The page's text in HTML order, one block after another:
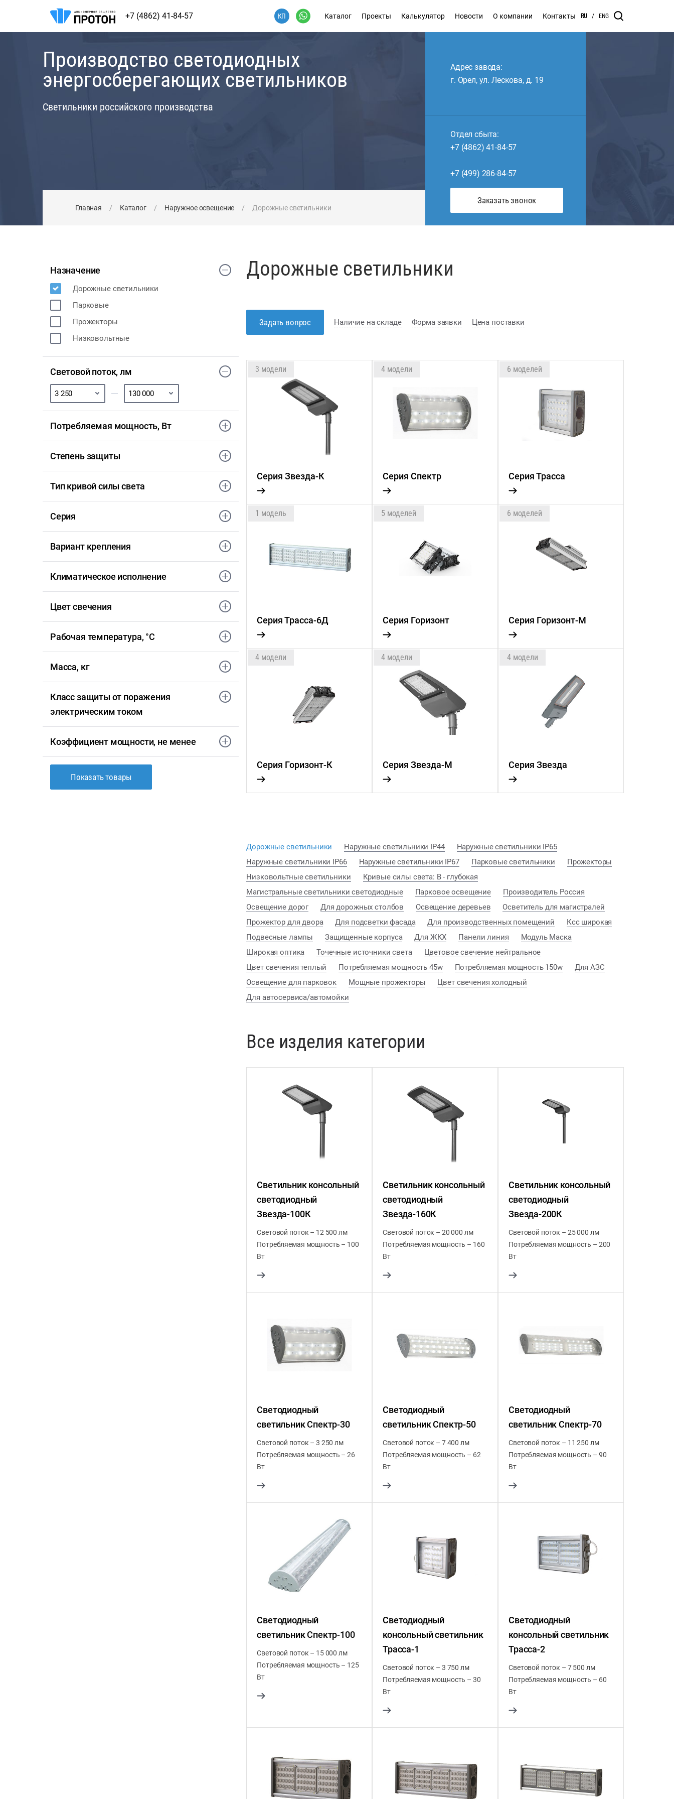
+7 (4862) 41-84-57 RU / ENG
Каталог Проекты Калькулятор Новости О компании Контакты
Производство светодиодных
энергосберегающих светильников
Светильники российского производства
Главная / Каталог / Наружное освещение / Дорожные светильники
Адрес завода:
г. Орел, ул. Лескова, д. 19
Отдел сбыта:
+7 (4862) 41-84-57
+7 (499) 286-84-57
Заказать звонок
Назначение
Дорожные светильники
Парковые
Прожекторы
Низковольтные
Световой поток, лм
Потребляемая мощность, Вт
Степень защиты
Тип кривой силы света
Серия
Вариант крепления
Климатическое исполнение
Цвет свечения
Рабочая температура, °С
Масса, кг
Класс защиты от поражения
электрическим током
Коэффициент мощности, не менее
Показать товары
Дорожные светильники
Задать вопрос Наличие на складе Форма заявки Цена поставки
3 модели
Серия Звезда-К
4 модели
Серия Спектр
6 моделей
Серия Трасса
1 модель
Серия Трасса-6Д
5 моделей
Серия Горизонт
6 моделей
Серия Горизонт-М
4 модели
Серия Горизонт-К
4 модели
Серия Звезда-М
4 модели
Серия Звезда
Дорожные светильники Наружные светильники IP44
Наружные светильники IP65
Наружные светильники IP66
Наружные светильники IP67 Парковые светильники
Прожекторы
Низковольтные светильники
Кривые силы света: В - глубокая
Магистральные светильники светодиодные
Парковое освещение
Производитель Россия
Освещение дорог
Для дорожных столбов Освещение деревьев
Осветитель для магистралей
Прожектор для двора
Для подсветки фасада Для производственных помещений
Ксс широкая
Подвесные лампы
Защищенные корпуса Для ЖКХ Панели линия
Модуль Маска
Широкая оптика
Точечные источники света
Цветовое свечение нейтральное
Цвет свечения теплый
Потребляемая мощность 45w Потребляемая мощность 150w
Для АЗС
Освещение для парковок
Мощные прожекторы
Цвет свечения холодный
Для автосервиса/автомойки
Все изделия категории
Светильник консольный
светодиодный
Звезда-100К
Световой поток – 12 500 лм
Потребляемая мощность – 100
Вт
Светильник консольный
светодиодный
Звезда-160К
Световой поток – 20 000 лм
Потребляемая мощность – 160
Вт
Светильник консольный
светодиодный
Звезда-200К
Световой поток – 25 000 лм
Потребляемая мощность – 200
Вт
Светодиодный
светильник Спектр-30
Световой поток – 3 250 лм
Потребляемая мощность – 26
Вт
Светодиодный
светильник Спектр-50
Световой поток – 7 400 лм
Потребляемая мощность – 62
Вт
Светодиодный
светильник Спектр-70
Световой поток – 11 250 лм
Потребляемая мощность – 90
Вт
Светодиодный
светильник Спектр-100
Световой поток – 15 000 лм
Потребляемая мощность – 125
Вт
Светодиодный
консольный светильник
Трасса-1
Световой поток – 3 750 лм
Потребляемая мощность – 30
Вт
Светодиодный
консольный светильник
Трасса-2
Световой поток – 7 500 лм
Потребляемая мощность – 60
Вт